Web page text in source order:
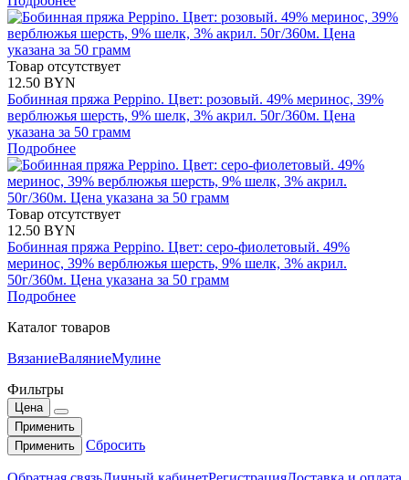
Товар отсутствует
12.50 BYN
Бобинная пряжа Peppino. Цвет: розовый. 49% меринос, 39%
верблюжья шерсть, 9% шелк, 3% акрил. 50г/360м. Цена
указана за 50 грамм
Подробнее
Товар отсутствует
12.50 BYN
Бобинная пряжа Peppino. Цвет: серо-фиолетовый. 49%
меринос, 39% верблюжья шерсть, 9% шелк, 3% акрил.
50г/360м. Цена указана за 50 грамм
Подробнее
Каталог товаров
ВязаниеВаляниеМулине
Фильтры
Цена
Применить
Применить
Сбросить